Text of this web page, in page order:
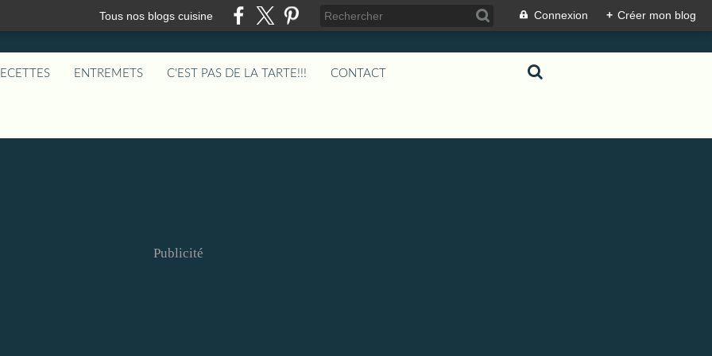
Tous nos blogs cuisine Connexion + Créer mon blog
ENTREMETS C'EST PAS DE LA TARTE!!! CONTACT
Publicité